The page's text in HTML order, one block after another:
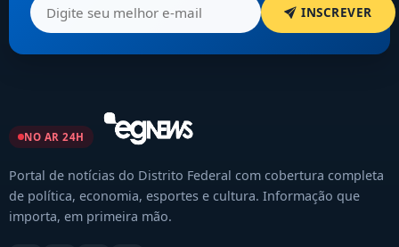
INSCREVER
NO AR 24H
Portal de notícias do Distrito Federal com cobertura completa
de política, economia, esportes e cultura. Informação que
importa, em primeira mão.